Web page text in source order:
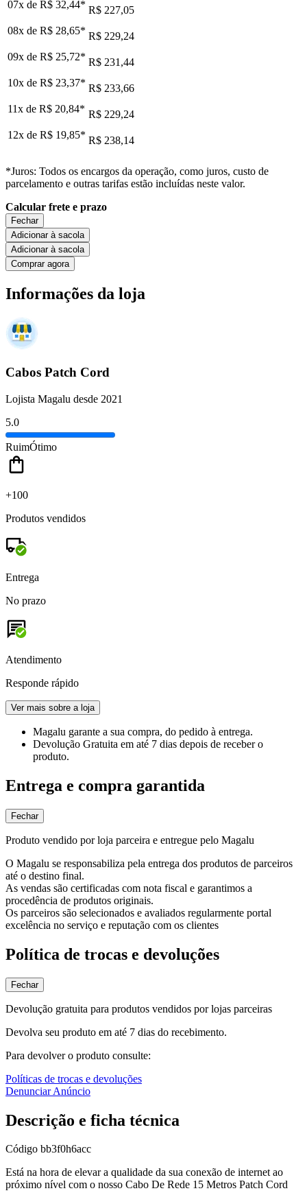
07x de R$ 32,44* R$ 227,05
08x de R$ 28,65* R$ 229,24
09x de R$ 25,72* R$ 231,44
10x de R$ 23,37* R$ 233,66
11x de R$ 20,84* R$ 229,24
12x de R$ 19,85* R$ 238,14
*Juros: Todos os encargos da operação, como juros, custo de
parcelamento e outras tarifas estão incluídas neste valor.
Calcular frete e prazo
Fechar
Adicionar à sacola
Adicionar à sacola
Comprar agora
Informações da loja
Cabos Patch Cord
Lojista Magalu desde 2021
5.0
RuimÓtimo
+100
Produtos vendidos
Entrega
No prazo
Atendimento
Responde rápido
Ver mais sobre a loja
Magalu garante a sua compra, do pedido à entrega.
Devolução Gratuita em até 7 dias depois de receber o
produto.
Entrega e compra garantida
Fechar
Produto vendido por loja parceira e entregue pelo Magalu
O Magalu se responsabiliza pela entrega dos produtos de parceiros
até o destino final.
As vendas são certificadas com nota fiscal e garantimos a
procedência de produtos originais.
Os parceiros são selecionados e avaliados regularmente portal
excelência no serviço e reputação com os clientes
Política de trocas e devoluções
Fechar
Devolução gratuita para produtos vendidos por lojas parceiras
Devolva seu produto em até 7 dias do recebimento.
Para devolver o produto consulte:
Políticas de trocas e devoluções
Denunciar Anúncio
Descrição e ficha técnica
Código bb3f0h6acc
Está na hora de elevar a qualidade da sua conexão de internet ao
próximo nível com o nosso Cabo De Rede 15 Metros Patch Cord